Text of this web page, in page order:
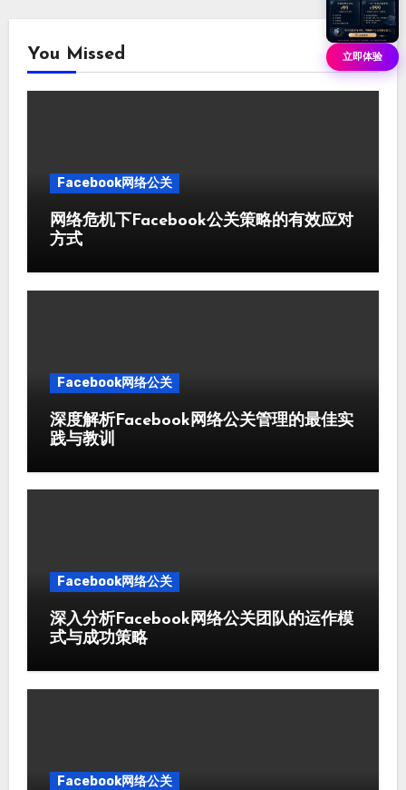
You Missed
Facebook网络公关
网络危机下Facebook公关策略的有效应对
方式
Facebook网络公关
深度解析Facebook网络公关管理的最佳实
践与教训
Facebook网络公关
深入分析Facebook网络公关团队的运作模
式与成功策略
Facebook网络公关
立即体验